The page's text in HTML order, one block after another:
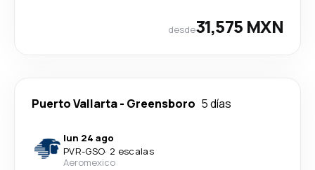
desde31,575 MXN
Puerto Vallarta- Greensboro 5 días
lun 24 ago
PVR-GSO· 2 escalas
Aeromexico